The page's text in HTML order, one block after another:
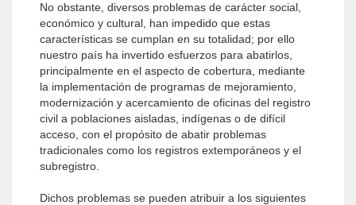
No obstante, diversos problemas de carácter social,
económico y cultural, han impedido que estas
características se cumplan en su totalidad; por ello
nuestro país ha invertido esfuerzos para abatirlos,
principalmente en el aspecto de cobertura, mediante
la implementación de programas de mejoramiento,
modernización y acercamiento de oficinas del registro
civil a poblaciones aisladas, indígenas o de difícil
acceso, con el propósito de abatir problemas
tradicionales como los registros extemporáneos y el
subregistro.
Dichos problemas se pueden atribuir a los siguientes